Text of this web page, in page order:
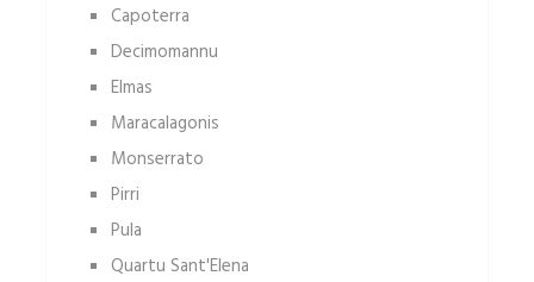
Capoterra
Decimomannu
Elmas
Maracalagonis
Monserrato
Pirri
Pula
Quartu Sant'Elena